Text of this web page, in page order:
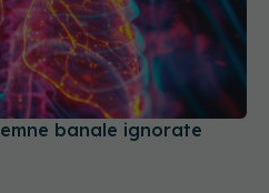
banale ignorate